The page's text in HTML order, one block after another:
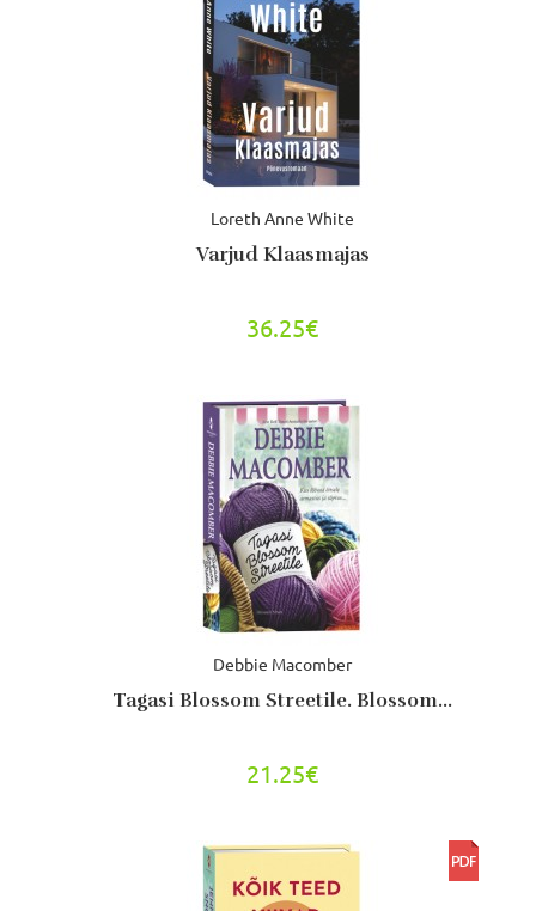
Loreth Anne White
Varjud Klaasmajas
36.25€
Debbie Macomber
Tagasi Blossom Streetile. Blossom...
21.25€